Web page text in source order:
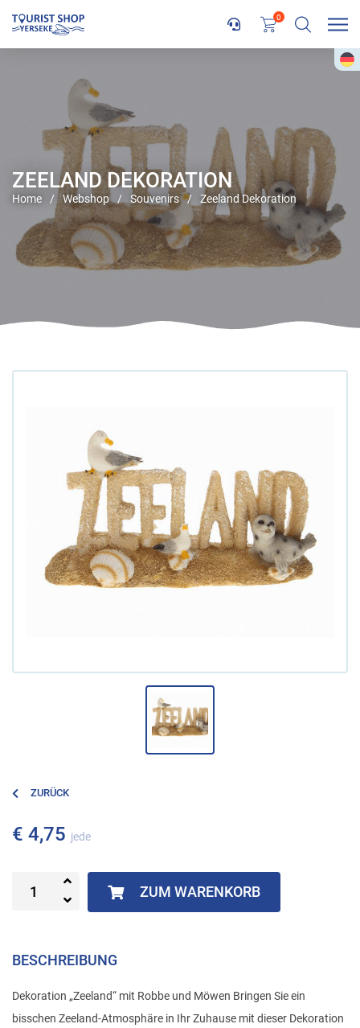
0
ZEELAND DEKORATION
Home / Webshop / Souvenirs / Zeeland Dekoration
ZURÜCK
€ 4,75 jede
ZUM WARENKORB
BESCHREIBUNG
Dekoration „Zeeland“ mit Robbe und Möwen Bringen Sie ein
bisschen Zeeland-Atmosphäre in Ihr Zuhause mit dieser Dekoration